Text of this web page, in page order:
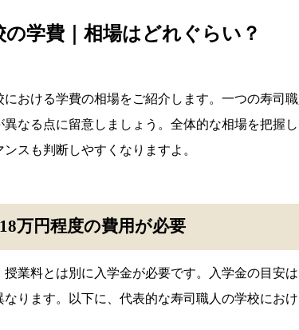
学費｜相場はどれぐらい？
おける学費の相場をご紹介します。一つの寿司
なる点に留意しましょう。全体的な相場を把握
スも判断しやすくなりますよ。
万円程度の費用が必要
業料とは別に入学金が必要です。入学金の目安
ります。以下に、代表的な寿司職人の学校におけ